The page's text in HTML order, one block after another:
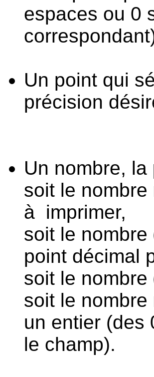
espaces ou 0
Un point qui
précision
Un nombre,
soit le
à imprimer,
soit le
point décimal
soit le
soit le
un entier (des
le champ).